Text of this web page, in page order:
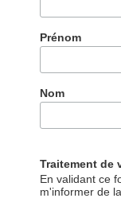
Prénom
Nom
Traitement de
En validant ce
m'informer de